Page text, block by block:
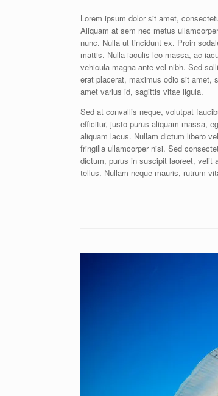
Lorem ipsum dolor sit amet,
Aliquam at sem nec metus
nunc. Nulla ut tincidunt ex. Proin
mattis. Nulla iaculis leo massa, ac
vehicula magna ante vel nibh. Sed
erat placerat, maximus odio sit amet,
amet varius id, sagittis vitae ligula.
Sed at convallis neque, volutpat
efficitur, justo purus aliquam massa,
aliquam lacus. Nullam dictum libero
fringilla ullamcorper nisi. Sed
dictum, purus in suscipit laoreet, velit
tellus. Nullam neque mauris, rutrum